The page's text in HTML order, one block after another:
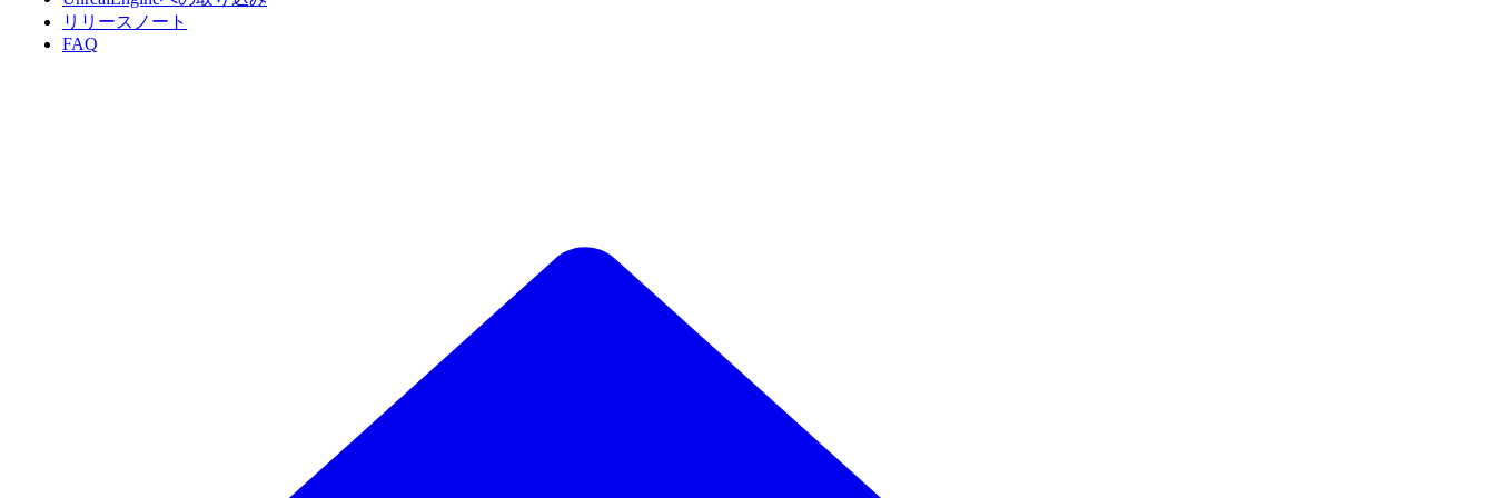
リリースノート
FAQ